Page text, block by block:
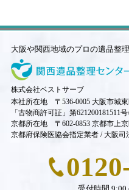
大阪や関西地域のプロの遺品整
株式会社ベストサーブ
本社所在地 〒536-0005 大阪市城東
「古物商許可証」第621200181511
京都所在地 〒602-0853 京都市上京
京都府保険医協会指定業者 / 大阪司